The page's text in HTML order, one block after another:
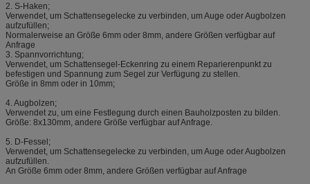
2. S-Haken;
Verwendet, um Schattensegelecke zu verbinden, um Auge oder Augbolzen
aufzufüllen;
Normalerweise an Größe 6mm oder 8mm, andere Größen verfügbar auf
Anfrage
3. Spannvorrichtung;
Verwendet, um Schattensegel-Eckenring zu einem Reparierenpunkt zu
befestigen und Spannung zum Segel zur Verfügung zu stellen.
Größe in 8mm oder in 10mm;
4. Augbolzen;
Verwendet zu, um eine Festlegung durch einen Bauholzposten zu bilden.
Größe: 8x130mm, andere Größe verfügbar auf Anfrage.
5. D-Fessel;
Verwendet, um Schattensegelecke zu verbinden, um Auge oder Augbolzen
aufzufüllen.
An Größe 6mm oder 8mm, andere Größen verfügbar auf Anfrage